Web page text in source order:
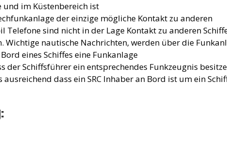
und im Küstenbereich ist
der einzige mögliche Kontakt zu anderen
Telefone sind nicht in der Lage Kontakt zu anderen
Wichtige nautische Nachrichten, werden über die
eines Schiffes eine Funkanlage
der Schiffsführer ein entsprechendes Funkzeugnis
ausreichend dass ein SRC Inhaber an Bord ist um ein